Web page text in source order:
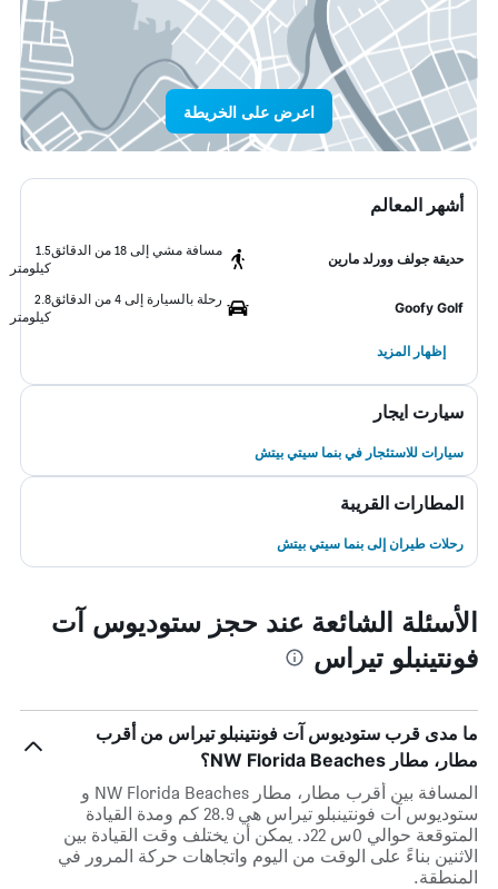
اعرض على الخريطة
أشهر المعالم
حديقة جولف وورلد مارين
مسافة مشي إلى 18 من الدقائق
1.5
كيلومتر
Goofy Golf
رحلة بالسيارة إلى 4 من الدقائق
2.8
كيلومتر
إظهار المزيد
سيارت ايجار
سيارات للاستئجار في بنما سيتي بيتش
المطارات القريبة
رحلات طيران إلى بنما سيتي بيتش
الأسئلة الشائعة عند حجز ستوديوس آت
فونتينبلو تيراس
ما مدى قرب ستوديوس آت فونتينبلو تيراس من أقرب
مطار، مطار NW Florida Beaches؟
المسافة بين أقرب مطار، مطار NW Florida Beaches و
ستوديوس آت فونتينبلو تيراس هي 28.9 كم ومدة القيادة
المتوقعة حوالي 0س 22د. يمكن أن يختلف وقت القيادة بين
الاثنين بناءً على الوقت من اليوم واتجاهات حركة المرور في
المنطقة.